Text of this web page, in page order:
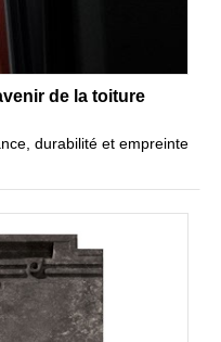
de la toiture
durabilité et empreinte